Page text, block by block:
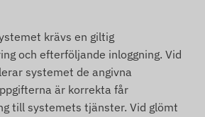
krävs en giltig
och efterföljande inloggning. Vid
systemet de angivna
är korrekta får
till systemets tjänster. Vid glömt